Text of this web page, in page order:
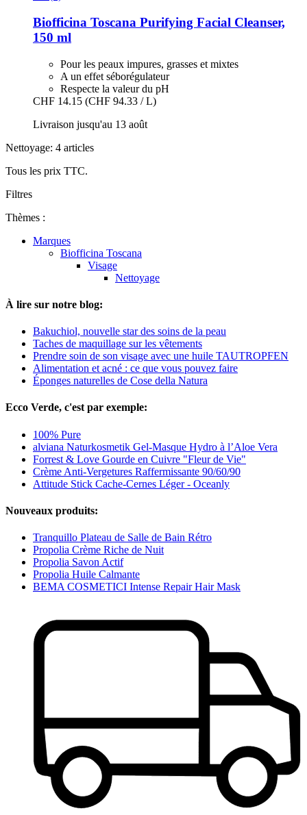
Biofficina Toscana Purifying Facial Cleanser,
150 ml
Pour les peaux impures, grasses et mixtes
A un effet séborégulateur
Respecte la valeur du pH
CHF 14.15 (CHF 94.33 / L)
Livraison jusqu'au 13 août
Nettoyage: 4 articles
Tous les prix TTC.
Filtres
Thèmes :
Marques
Biofficina Toscana
Visage
Nettoyage
À lire sur notre blog:
Bakuchiol, nouvelle star des soins de la peau
Taches de maquillage sur les vêtements
Prendre soin de son visage avec une huile TAUTROPFEN
Alimentation et acné : ce que vous pouvez faire
Éponges naturelles de Cose della Natura
Ecco Verde, c'est par exemple:
100% Pure
alviana Naturkosmetik Gel-Masque Hydro à l’Aloe Vera
Forrest & Love Gourde en Cuivre "Fleur de Vie"
Crème Anti-Vergetures Raffermissante 90/60/90
Attitude Stick Cache-Cernes Léger - Oceanly
Nouveaux produits:
Tranquillo Plateau de Salle de Bain Rétro
Propolia Crème Riche de Nuit
Propolia Savon Actif
Propolia Huile Calmante
BEMA COSMETICI Intense Repair Hair Mask